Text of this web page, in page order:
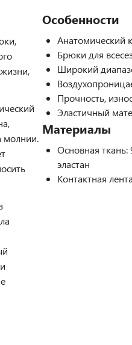
молнии.
Особенности
Анатомический
Брюки для
Широкий
Прочность,
Эластичный
Материалы
Основная
эластан
Контактная